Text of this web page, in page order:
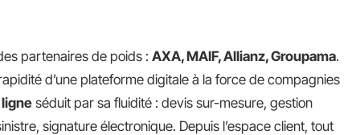
partenaires de poids : AXA, MAIF, Allianz, Groupama.
d’une plateforme digitale à la force de compagnies
séduit par sa fluidité : devis sur-mesure, gestion
signature électronique. Depuis l’espace client, tout